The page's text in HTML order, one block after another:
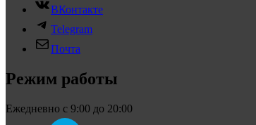
ВКонтакте
Telegram
Почта
Режим работы
Ежедневно с 9:00 до 20:00